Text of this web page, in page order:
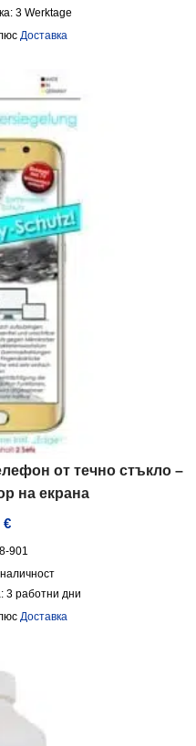
3 Werktage
Доставка
от течно стъкло –
на екрана
€
901
3 работни дни
Доставка